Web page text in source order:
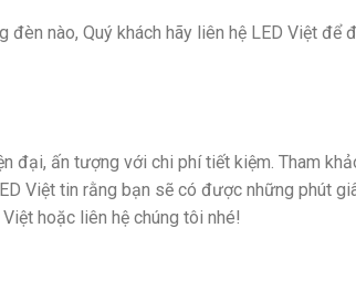
đèn nào, Quý khách hãy liên hệ LED Việt
đại, ấn tượng với chi phí tiết kiệm. Tham
Việt tin rằng bạn sẽ có được những phút
hoặc liên hệ chúng tôi nhé!